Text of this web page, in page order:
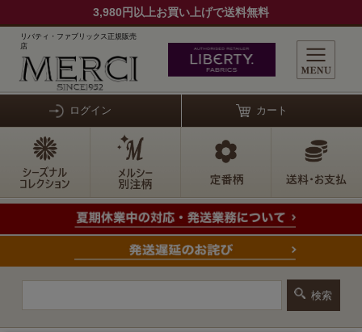
3,980円以上お買い上げで送料無料
リバティ・ファブリックス正規販売
店
ログイン カート